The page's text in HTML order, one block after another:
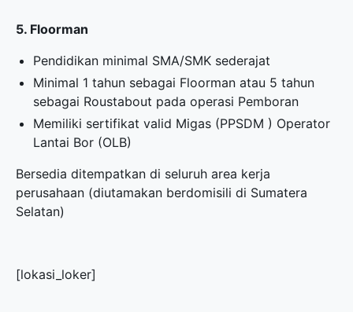
5. Floorman
Pendidikan minimal SMA/SMK sederajat
Minimal 1 tahun sebagai Floorman atau 5 tahun
sebagai Roustabout pada operasi Pemboran
Memiliki sertifikat valid Migas (PPSDM ) Operator
Lantai Bor (OLB)
Bersedia ditempatkan di seluruh area kerja
perusahaan (diutamakan berdomisili di Sumatera
Selatan)
[lokasi_loker]